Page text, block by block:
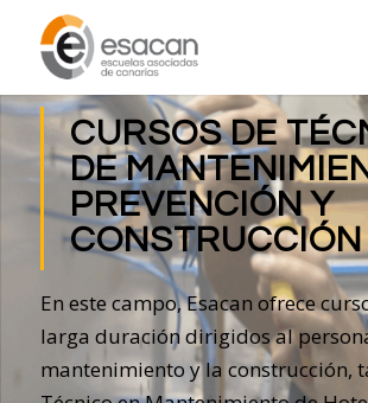
CURSOS DE
DE
PREVENCIÓN Y
CONSTRUCCIÓN
En este campo, Esacan ofrece
larga duración dirigidos al
mantenimiento y la construcción,